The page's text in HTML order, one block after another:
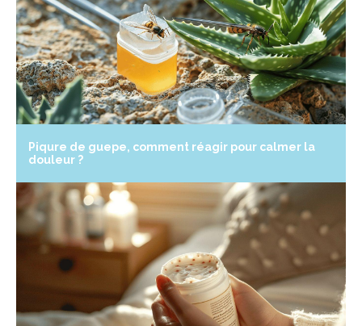
Piqure de guepe, comment réagir pour calmer la
douleur ?